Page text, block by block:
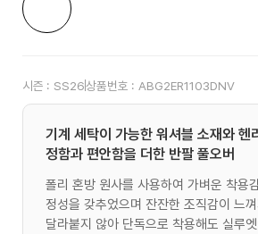
시즌 : SS26상품번호 : ABG2ER1103DNV
기계 세탁이 가능한 워셔블 소재와 헨
정함과 편안함을 더한 반팔 풀오버
폴리 혼방 원사를 사용하여 가벼운 착용
정성을 갖추었으며 잔잔한 조직감이 느
달라붙지 않아 단독으로 착용해도 실루